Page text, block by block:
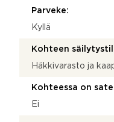
Parveke:
Kyllä
Kohteen
Häkkivarasto ja
Kohteessa on
Ei